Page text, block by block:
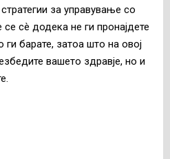
за управување со
се сè додека не ги пронајдете
барате, затоа што на овој
вашето здравје, но и